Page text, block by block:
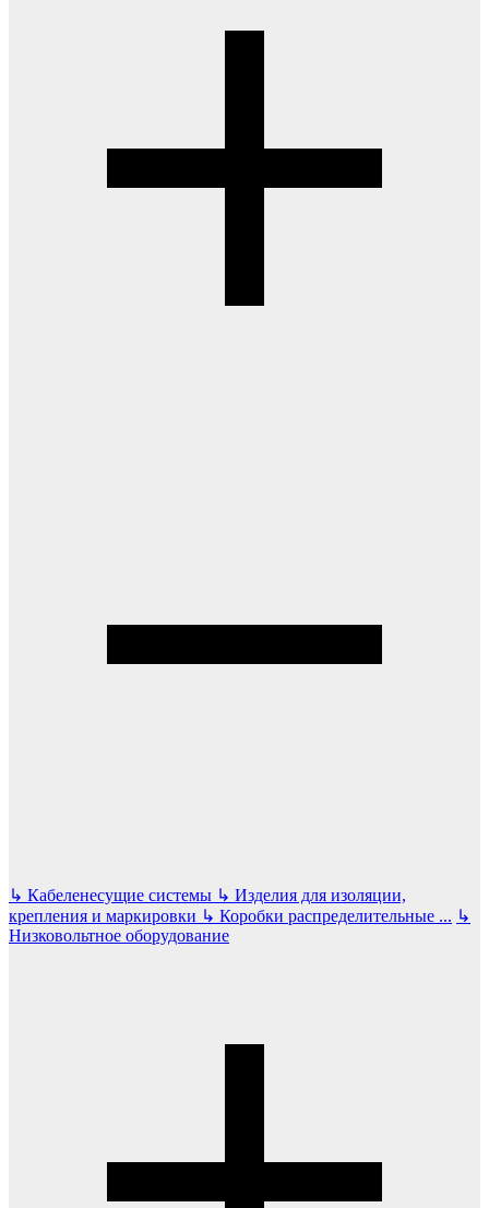
↳ Кабеленесущие системы ↳ Изделия для изоляции,
крепления и маркировки ↳ Коробки распределительные ... ↳
Низковольтное оборудование